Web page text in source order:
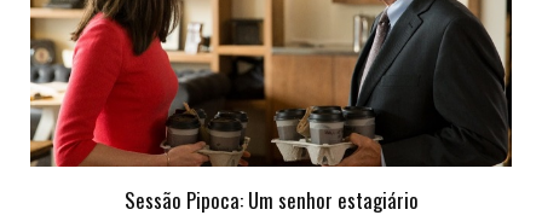
Sessão Pipoca: Um senhor estagiário